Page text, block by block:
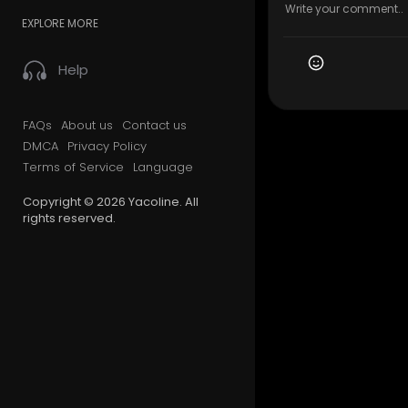
EXPLORE MORE
Help
FAQs About us
Contact us
DMCA Privacy Policy
Terms of Service
Language
Copyright © 2026 Yacoline. All
rights reserved.